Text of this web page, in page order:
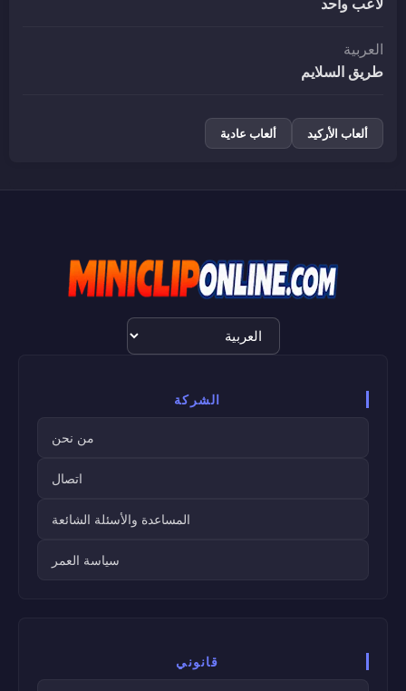
العربية
طريق السلايم
ألعاب الأركيد ألعاب عادية
اختيار
اللغة
الشركة
من نحن
اتصال
المساعدة والأسئلة الشائعة
سياسة العمر
قانوني